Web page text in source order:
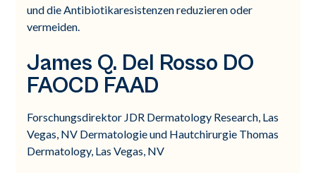
und die Antibiotikaresistenzen reduzieren oder
vermeiden.
James Q. Del Rosso DO
FAOCD FAAD
Forschungsdirektor JDR Dermatology Research, Las
Vegas, NV Dermatologie und Hautchirurgie Thomas
Dermatology, Las Vegas, NV